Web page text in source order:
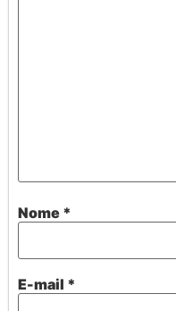
Nome *
E-mail *